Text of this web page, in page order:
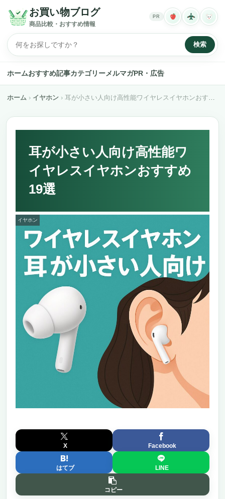
お買い物ブログ
商品比較・おすすめ情報
検索
PR
ホームおすすめ記事カテゴリーメルマガPR・広告
ホーム イヤホン 耳が小さい人向け高性能ワイヤレスイヤホンおすすめ19選
耳が小さい人向け高性能ワ
イヤレスイヤホンおすすめ
19選
イヤホン
X Facebook
はてブ LINE
コピー